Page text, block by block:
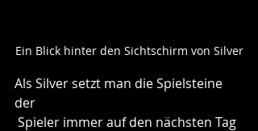
Ein Blick hinter den Sichtschirm von Silver
Als Silver setzt man die Spielsteine
der